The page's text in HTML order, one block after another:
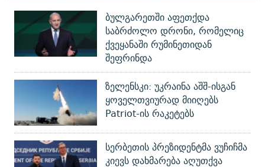
ბულგარეთში აფეთქდა
საბრძოლო დრონი, რომელიც
ქვეყანაში რუმინეთიდან
შეფრინდა
ზელენსკი: უკრაინა აშშ-ისგან
ყოველთვიურად მიიღებს
Patriot-ის რაკეტებს
სერბეთის პრეზიდენტმა ვუჩიჩმა
კიევს დახმარება აღუთქვა